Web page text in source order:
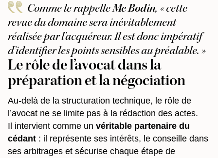
Comme le rappelleMe Bodin, « cette
revue du domaine sera inévitablement
réalisée par l’acquéreur. Il est donc impératif
d’identifier les points sensibles au préalable. »
Le rôle de l’avocat dans la
préparation et la négociation
Au-delà de la structuration technique, le rôle de
l’avocat ne se limite pas à la rédaction des actes.
Il intervient comme un véritable partenaire du
cédant : il représente ses intérêts, le conseille dans
ses arbitrages et sécurise chaque étape de